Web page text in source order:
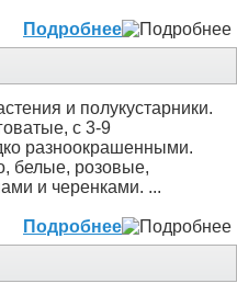
Подробнее
и полукустарники.
с 3-9
разноокрашенными.
белые, розовые,
и черенками. ...
Подробнее